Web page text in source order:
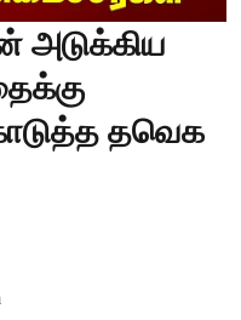
அடுக்கிய
தவெக